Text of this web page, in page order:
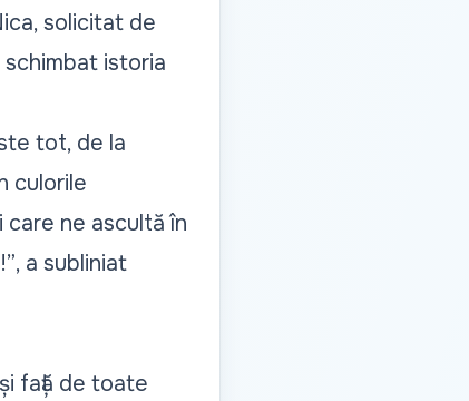
solicitat de
istoria
tot, de la
culorile
ne ascultă în
, a subliniat
față de toate